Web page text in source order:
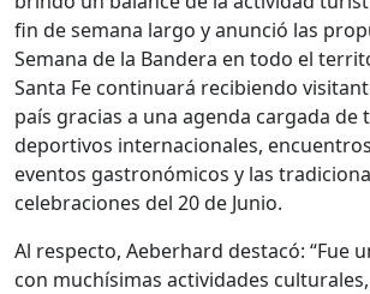
fin de semana largo y anunció las
Semana de la Bandera en todo el
Santa Fe continuará recibiendo
país gracias a una agenda cargada de
deportivos internacionales,
eventos gastronómicos y las
celebraciones del 20 de Junio.
Al respecto, Aeberhard destacó: “Fue
con muchísimas actividades